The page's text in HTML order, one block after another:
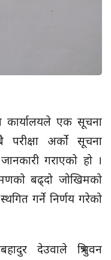
कार्यालयले एक सूचना
अर्को सूचना
गराएको हो ।
बढ्दो जोखिमको
गर्ने निर्णय गरेको
देउवाले त्रिभुवन